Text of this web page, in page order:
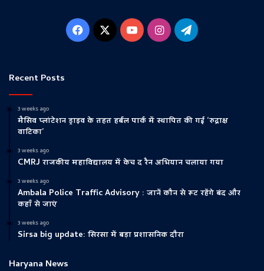
Facebook
X YouTubeInstagramTelegram
Recent Posts
3 weeks ago
मैसिव प्लांटेशन ड्राइव के तहत हर्बल पार्क में स्थापित की गई ‘रुद्राक्ष
वाटिका’
3 weeks ago
CMRJ राजकीय महाविद्यालय में केच द रैन अभियान चलाया गया
3 weeks ago
Ambala Police Traffic Advisory : जानें कौन से रूट रहेंगे बंद और
कहाँ से जाएं
3 weeks ago
Sirsa big update: सिरसा में बड़ा प्रशासनिक दौरा
Haryana News